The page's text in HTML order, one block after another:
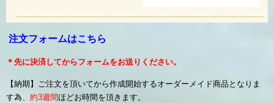
注文フォームはこちら
＊先に決済してからフォームをお送りください。
【納期】ご注文を頂いてから作成開始するオーダーメイド商品となりま
す為、 約3週間ほどお時間を頂きます。